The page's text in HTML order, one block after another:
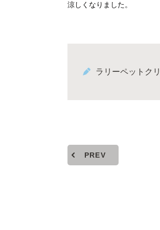
涼しくなりました。
ラリーペットク
PREV